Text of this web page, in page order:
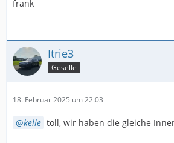
frank
Itrie3
Geselle
18. Februar 2025 um 22:03
kelle toll, wir haben die gleiche